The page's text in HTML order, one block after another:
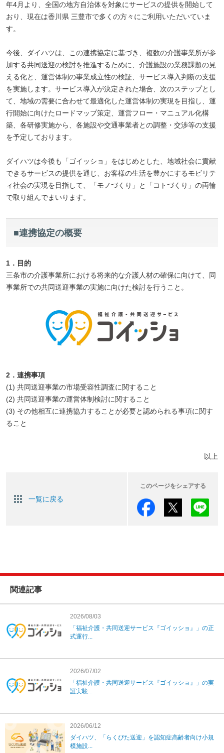
年4月より、全国の地方自治体を対象にサービスの提供を開始して
おり、現在は香川県 三豊市で多くの方々にご利用いただいていま
す。
今後、ダイハツは、この連携協定に基づき、複数の介護事業所が参
加する共同送迎の検討を推進するために、介護施設の業務課題の見
える化と、運営体制の事業成立性の検証、サービス導入判断の支援
を実施します。サービス導入が決定された場合、次のステップとし
て、地域の需要に合わせて最適化した運営体制の実現を目指し、運
行開始に向けたロードマップ策定、運営フロー・マニュアル化構
築、各研修実施から、各施設や交通事業者との調整・交渉等の支援
を予定しております。
ダイハツは今後も「ゴイッショ」をはじめとした、地域社会に貢献
できるサービスの提供を通じ、お客様の生活を豊かにするモビリテ
ィ社会の実現を目指して、「モノづくり」と「コトづくり」の両輪
で取り組んでまいります。
■連携協定の概要
1．目的
三条市の介護事業所における将来的な介護人材の確保に向けて、同
事業所での共同送迎事業の実施に向けた検討を行うこと。
2．連携事項
(1) 共同送迎事業の市場受容性調査に関すること
(2) 共同送迎事業の運営体制検討に関すること
(3) その他相互に連携協力することが必要と認められる事項に関す
ること
以上
一覧に戻る
このページをシェアする
関連記事
2026/08/03
「福祉介護・共同送迎サービス『ゴイッショ』」の正
式運行...
2026/07/02
「福祉介護・共同送迎サービス『ゴイッショ』」の実
証実験...
2026/06/12
ダイハツ、「らくぴた送迎」を認知症高齢者向け小規
模施設...